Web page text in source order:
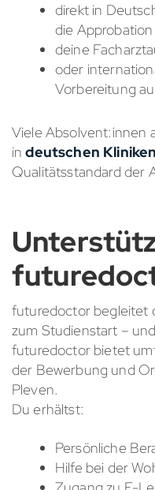
direkt in
die
deine
oder
Vorbereitung
Viele Absolvent:innen
indeutschen
Qualitätsstandard der
futuredoctor begleitet
zum Studienstart –
futuredoctor bietet
der Bewerbung und
Pleven.
Du erhältst:
Persönliche
Hilfe bei der